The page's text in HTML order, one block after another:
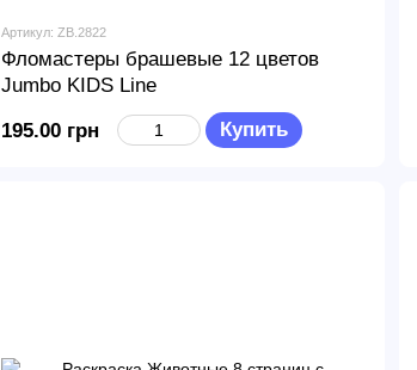
Артикул: ZB.2822
Фломастеры брашевые 12 цветов
Jumbo KIDS Line
195.00 грн Купить